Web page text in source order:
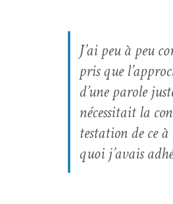
J’ai peu à peu
pris que
d’une parole
néces­si­tait la
tes­ta­tion de ce à
quoi j’avais